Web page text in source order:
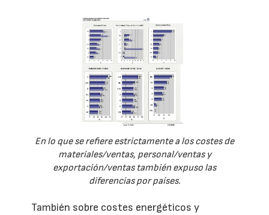
En lo que se refiere estrictamente a los costes de
materiales/ventas, personal/ventas y
exportación/ventas también expuso las
diferencias por países.
También sobre costes energéticos y